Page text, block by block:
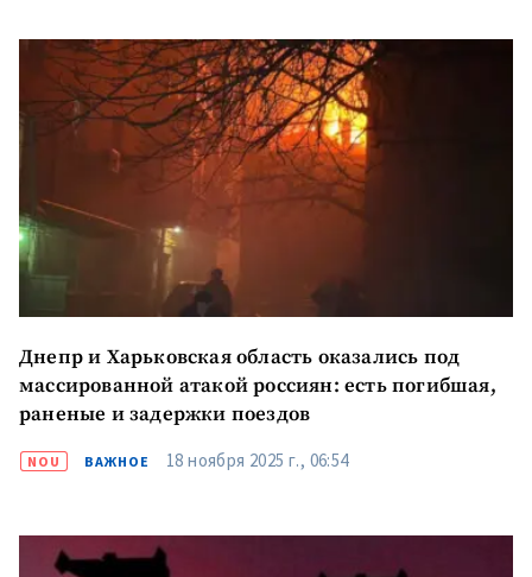
Отправить
информацию
О ZDG
in English
Днепр и Харьковская область оказались под
массированной атакой россиян: есть погибшая,
раненые и задержки поездов
NOU ВАЖНОЕ 18 ноября 2025 г., 06:54